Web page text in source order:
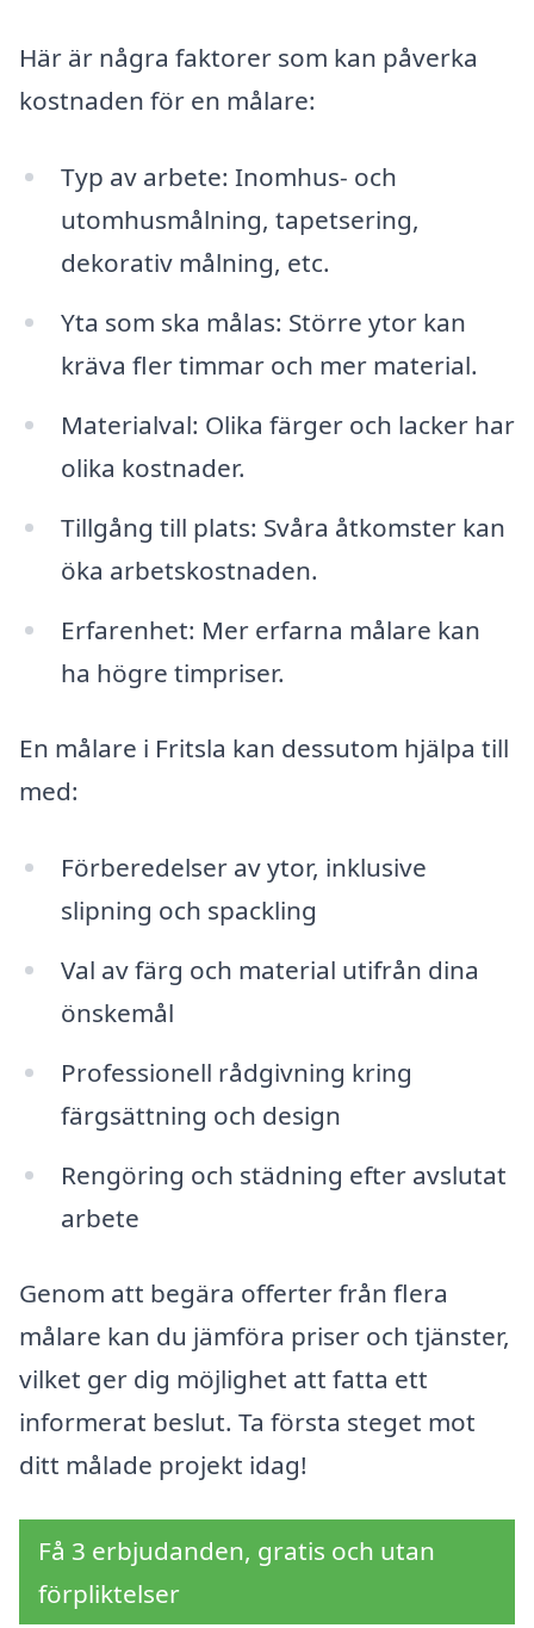
Här är några faktorer som kan påverka
kostnaden för en målare:
Typ av arbete: Inomhus- och
utomhusmålning, tapetsering,
dekorativ målning, etc.
Yta som ska målas: Större ytor kan
kräva fler timmar och mer material.
Materialval: Olika färger och lacker har
olika kostnader.
Tillgång till plats: Svåra åtkomster kan
öka arbetskostnaden.
Erfarenhet: Mer erfarna målare kan
ha högre timpriser.
En målare i Fritsla kan dessutom hjälpa till
med:
Förberedelser av ytor, inklusive
slipning och spackling
Val av färg och material utifrån dina
önskemål
Professionell rådgivning kring
färgsättning och design
Rengöring och städning efter avslutat
arbete
Genom att begära offerter från flera
målare kan du jämföra priser och tjänster,
vilket ger dig möjlighet att fatta ett
informerat beslut. Ta första steget mot
ditt målade projekt idag!
Få 3 erbjudanden, gratis och utan
förpliktelser